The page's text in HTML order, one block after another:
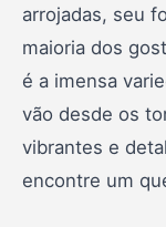
arrojadas, seu
maioria dos
é a imensa
vão desde os
vibrantes e
encontre um